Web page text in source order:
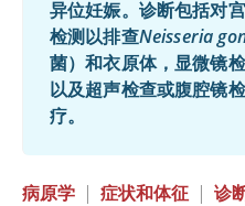
异位妊娠。诊断包括对
检测以排查Neisseria
菌）和衣原体，显微镜
以及超声检查或腹腔镜
疗。
病原学 | 症状和体征 | 诊